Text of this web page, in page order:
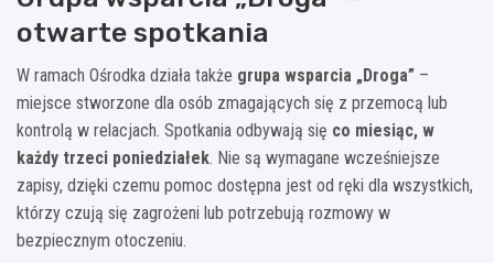
otwarte spotkania
W ramach Ośrodka działa także grupa wsparcia „Droga” –
miejsce stworzone dla osób zmagających się z przemocą lub
kontrolą w relacjach. Spotkania odbywają się co miesiąc, w
każdy trzeci poniedziałek. Nie są wymagane wcześniejsze
zapisy, dzięki czemu pomoc dostępna jest od ręki dla wszystkich,
którzy czują się zagrożeni lub potrzebują rozmowy w
bezpiecznym otoczeniu.